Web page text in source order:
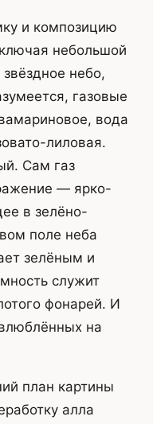
и композицию
небольшой
небо,
газовые
вода
лиловая.
Сам газ
— ярко-
в зелёно-
поле неба
зелёным и
служит
фонарей. И
на
план картины
алла